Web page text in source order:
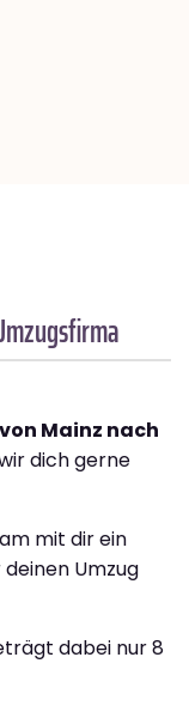
Mainz nach
dich gerne
mit dir ein
deinen Umzug
dabei nur 8